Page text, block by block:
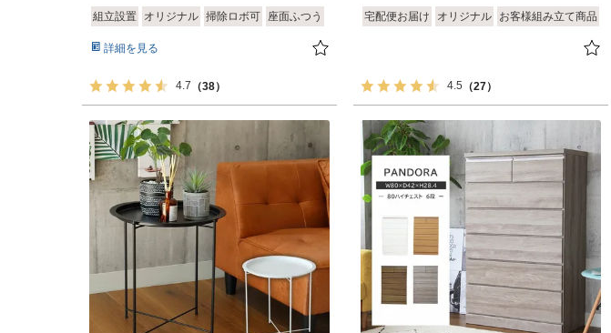
組立設置 オリジナル 掃除ロボ可 座面ふつう
詳細を見る
4.7 （38）
宅配便お届け オリジナル お客様組み立て商品
4.5 （27）